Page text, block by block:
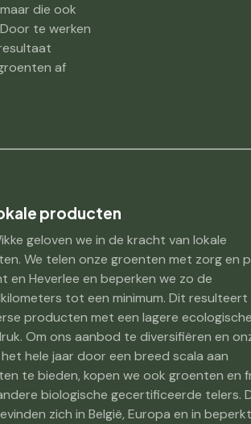
die ook
te werken
af
producten
geloven we in de kracht van lokale
We telen onze groenten met zorg en
en Heverlee en beperken we zo de
tot een minimum. Dit resulteert
producten met een lagere ecologische
Om ons aanbod te diversifiëren en
hele jaar door een breed scala aan
te bieden, kopen we ook groenten en
biologische gecertificeerde telers.
zich in België, Europa en in